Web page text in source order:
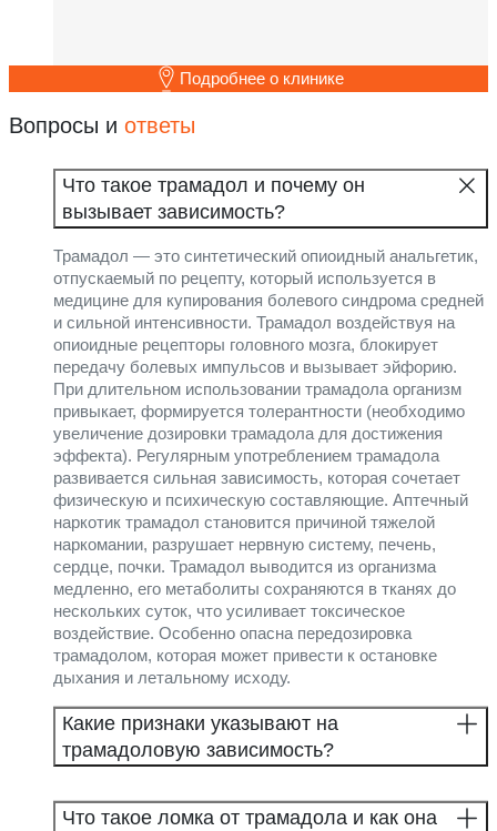
Подробнее о клинике
Вопросы и ответы
Что такое трамадол и почему он
вызывает зависимость?
Трамадол — это синтетический опиоидный анальгетик,
отпускаемый по рецепту, который используется в
медицине для купирования болевого синдрома средней
и сильной интенсивности. Трамадол воздействуя на
опиоидные рецепторы головного мозга, блокирует
передачу болевых импульсов и вызывает эйфорию.
При длительном использовании трамадола организм
привыкает, формируется толерантности (необходимо
увеличение дозировки трамадола для достижения
эффекта). Регулярным употреблением трамадола
развивается сильная зависимость, которая сочетает
физическую и психическую составляющие. Аптечный
наркотик трамадол становится причиной тяжелой
наркомании, разрушает нервную систему, печень,
сердце, почки. Трамадол выводится из организма
медленно, его метаболиты сохраняются в тканях до
нескольких суток, что усиливает токсическое
воздействие. Особенно опасна передозировка
трамадолом, которая может привести к остановке
дыхания и летальному исходу.
Какие признаки указывают на
трамадоловую зависимость?
Что такое ломка от трамадола и как она